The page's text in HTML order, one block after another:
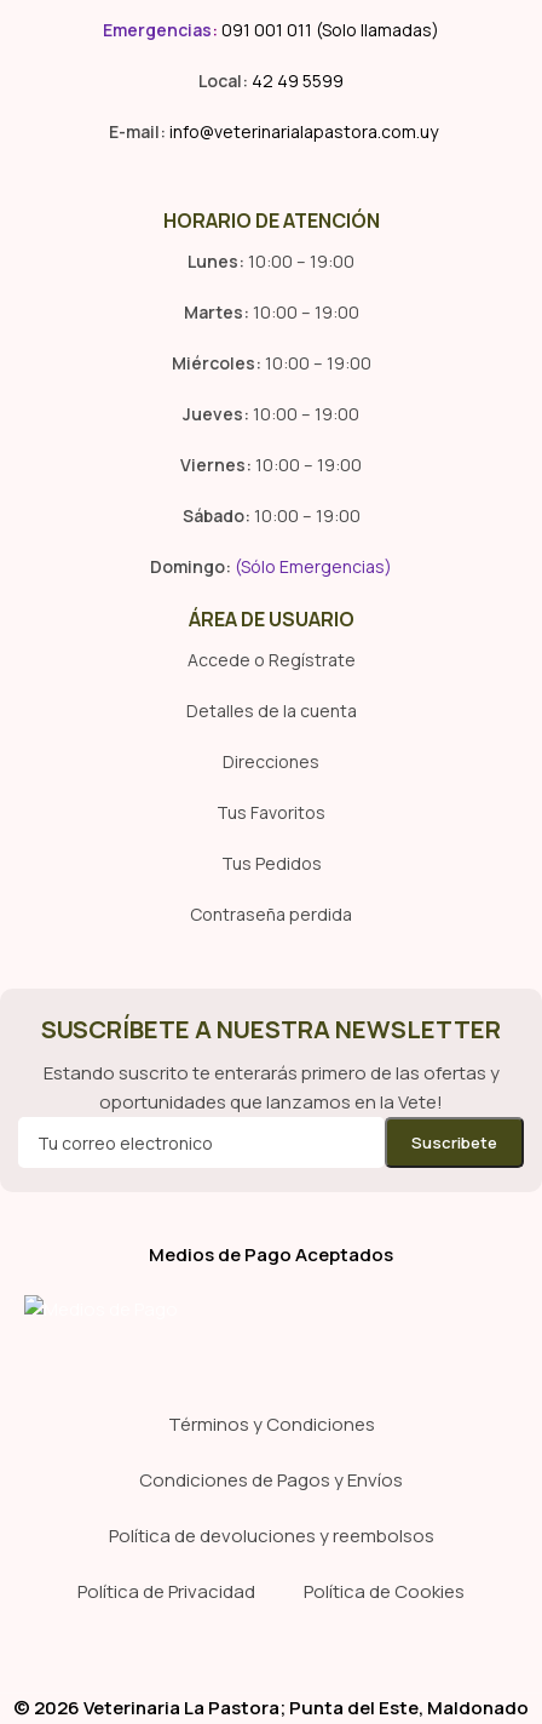
Emergencias: 091 001 011 (Solo llamadas)
Local: 42 49 5599
E-mail: info@veterinarialapastora.com.uy
HORARIO DE ATENCIÓN
Lunes: 10:00 – 19:00
Martes: 10:00 – 19:00
Miércoles: 10:00 – 19:00
Jueves: 10:00 – 19:00
Viernes: 10:00 – 19:00
Sábado: 10:00 – 19:00
Domingo: (Sólo Emergencias)
ÁREA DE USUARIO
Accede o Regístrate
Detalles de la cuenta
Direcciones
Tus Favoritos
Tus Pedidos
Contraseña perdida
SUSCRÍBETE A NUESTRA NEWSLETTER
Estando suscrito te enterarás primero de las ofertas y
oportunidades que lanzamos en la Vete!
Medios de Pago Aceptados
Términos y Condiciones
Condiciones de Pagos y Envíos
Política de devoluciones y reembolsos
Política de Privacidad Política de Cookies
© 2026 Veterinaria La Pastora; Punta del Este, Maldonado